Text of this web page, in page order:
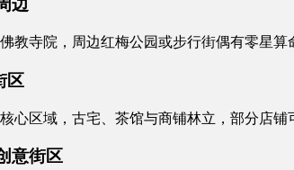
边
教寺院，周边红梅公园或步行街偶有零星算
区
心区域，古宅、茶馆与商铺林立，部分店
意街区